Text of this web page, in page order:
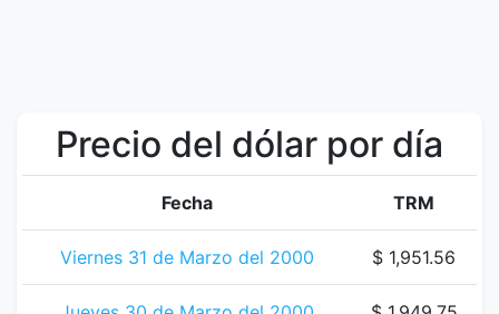
Precio del dólar por día
Fecha TRM
Viernes 31 de Marzo del 2000 $ 1,951.56